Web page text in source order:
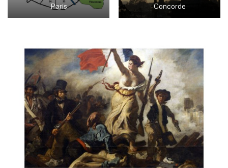
Paris
Concorde